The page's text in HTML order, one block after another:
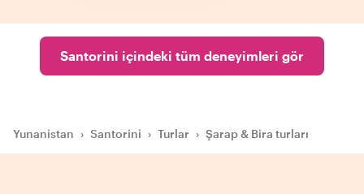
Santorini içindeki tüm deneyimleri gör
Yunanistan › Santorini › Turlar › Şarap & Bira turları